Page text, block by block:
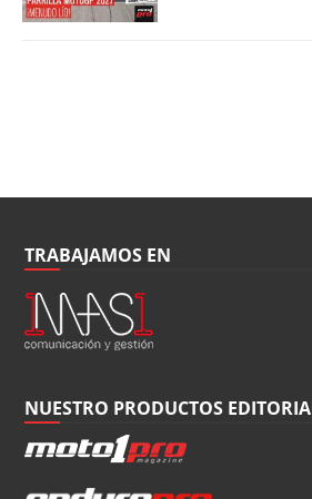
TRABAJAMOS EN
NUESTRO PRODUCTOS